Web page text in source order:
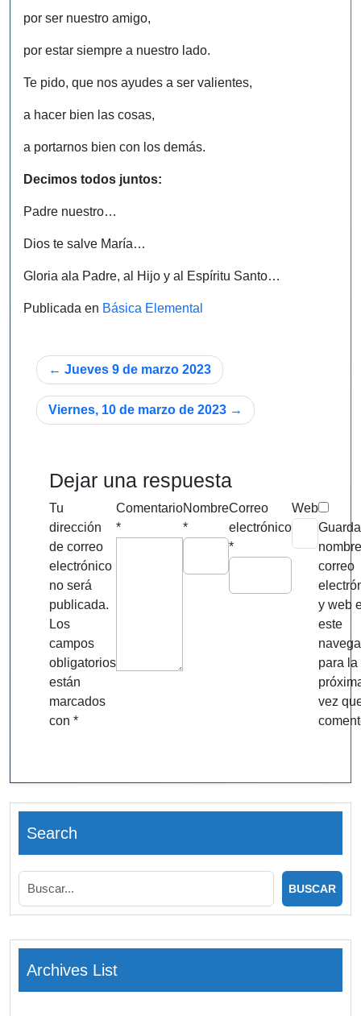
por ser nuestro amigo,
por estar siempre a nuestro lado.
Te pido, que nos ayudes a ser valientes,
a hacer bien las cosas,
a portarnos bien con los demás.
Decimos todos juntos:
Padre nuestro…
Dios te salve María…
Gloria ala Padre, al Hijo y al Espíritu Santo…
Publicada en Básica Elemental
Navegación
de
entradas
Jueves 9 de marzo 2023
Viernes, 10 de marzo de 2023
Dejar una respuesta
Tu
dirección
de correo
electrónico
no será
publicada.
Los
campos
obligatorios
están
marcados
con *
Comentario
*
Nombre
*
Correo
electrónico
*
Web
correo
y web
este
para la
vez
Search
Archives List